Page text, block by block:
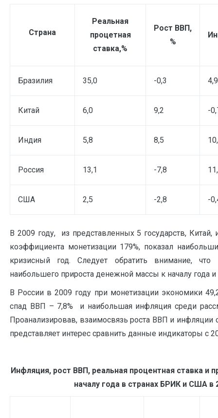
Страна
Реальная
процетная
ставка,%
Рост ВВП,
%
Бразилия 35,0 -0,3 4,9
Китай 6,0 9,2 -
Индия 5,8 8,5
Россия 13,1 -7,8
США 2,5 -2,8 -
В 2009 году, из представленных 5 государств,
коэффициента монетизации 179%, показал
кризисный год. Следует обратить внимание,
наибольшего прироста денежной массы к началу года
В России в 2009 году при монетизации экономики
спад ВВП – 7,8% и наибольшая инфляция среди
Проанализировав, взаимосвязь роста ВВП и инфляции
представляет интерес сравнить данные индикаторы с
Инфляция, рост ВВП, реальная процентная ставка и
началу года в странах БРИК и США в